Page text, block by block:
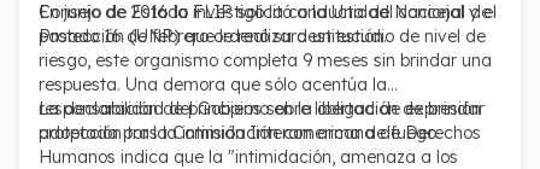
Consejo de Estado investigó la conducta del concejal y el
pasado 16 de febrero ordenó su destitución.
En junio de 2016 la FLIP solicitó a la Unidad Nacional de
Protección (UNP) que le realizara un estudio de nivel de
riesgo, este organismo completa 9 meses sin brindar una
respuesta. Una demora que sólo acentúa la
responsabilidad del Gobierno en la obligación de brindar
protección tras la intimidación con arma de fuego.
La declaración de principios sobre libertad de expresión
adoptada por la Comisión Interamericana de Derechos
Humanos indica que la "intimidación, amenaza a los